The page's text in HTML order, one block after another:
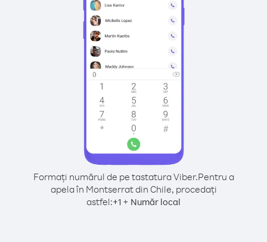
Formați numărul de pe tastatura Viber.Pentru a
apela în Montserrat din Chile, procedați
astfel:+1 + Număr local